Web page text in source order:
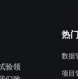
验领
热
数据
项目